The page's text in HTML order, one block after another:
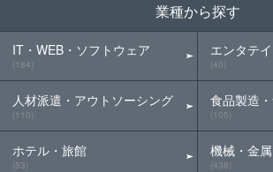
業種から探す
IT・WEB・ソフトウェア
(184)
人材派遣・アウトソーシング
(110)
ホテル・旅館
(53)
エンタテ
(40)
食品製造
(105)
機械・金
(438)